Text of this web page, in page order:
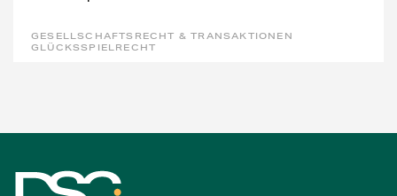
GESELLSCHAFTSRECHT & TRANSAKTIONEN
GLÜCKSSPIELRECHT